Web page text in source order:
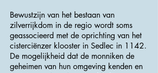
Bewustzijn van het bestaan ​​van
zilverrijkdom in de regio wordt soms
geassocieerd met de oprichting van het
cisterciënzer klooster in Sedlec in 1142.
De mogelijkheid dat de monniken de
geheimen van hun omgeving kenden en